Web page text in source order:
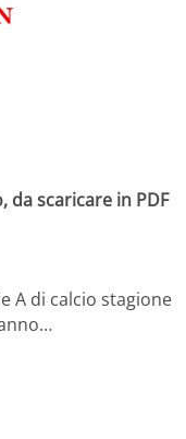
da scaricare in PDF
A di calcio stagione